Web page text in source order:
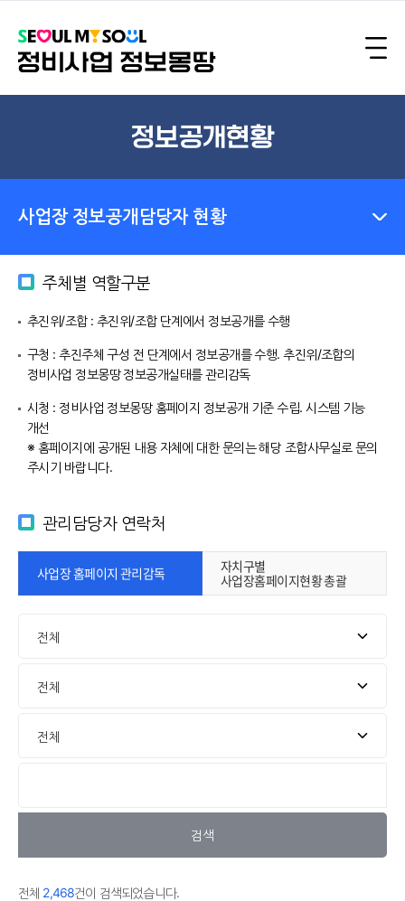
정보공개현황
사업장 정보공개담당자 현황
주체별 역할구분
추진위/조합 : 추진위/조합 단계에서 정보공개를 수행
구청 : 추진주체 구성 전 단계에서 정보공개를 수행. 추진위/조합의
정비사업 정보몽땅 정보공개실태를 관리감독
시청 : 정비사업 정보몽땅 홈페이지 정보공개 기준 수립. 시스템 기능
개선
※ 홈페이지에 공개된 내용 자체에 대한 문의는 해당 조합사무실로 문의
주시기 바랍니다.
관리담당자 연락처
사업장 홈페이지 관리감독
자치구별
사업장홈페이지현황 총괄
검색
전체 2,468건이 검색되었습니다.